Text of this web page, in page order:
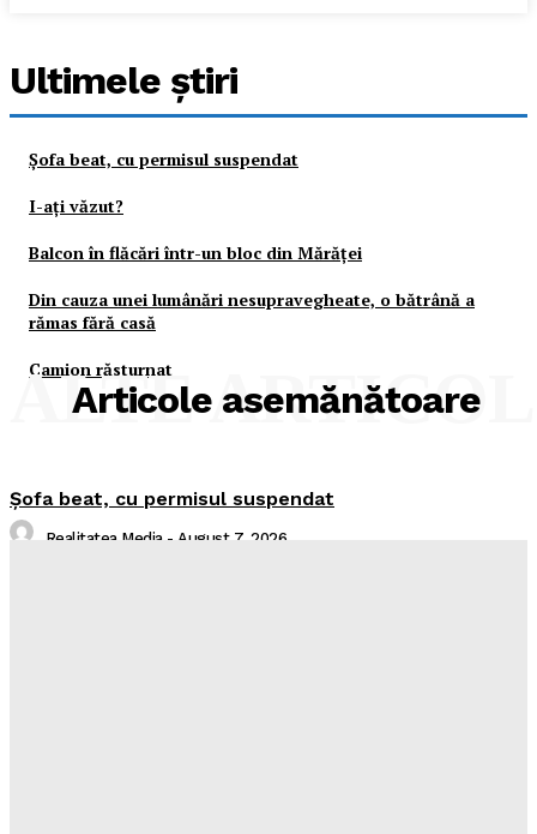
Ultimele ştiri
Şofa beat, cu permisul suspendat
I-aţi văzut?
Balcon în flăcări într-un bloc din Mărăţei
Din cauza unei lumânări nesupravegheate, o bătrână a
rămas fără casă
Camion răsturnat
Articole asemănătoare
ALTE
Şofa beat, cu permisul suspendat
Realitatea Media - August 7, 2026